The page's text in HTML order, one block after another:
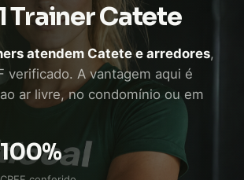
Trainer Catete
atendem Catete e arredores,
verificado. A vantagem aqui é
ar livre, no condomínio ou em
direto, sem intermediário.
100%